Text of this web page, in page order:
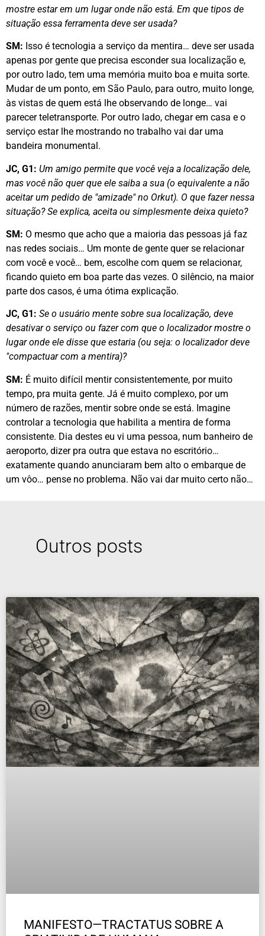
mostre estar em um lugar onde não está. Em que tipos de
situação essa ferramenta deve ser usada?
SM: Isso é tecnologia a serviço da mentira… deve ser usada
apenas por gente que precisa esconder sua localização e,
por outro lado, tem uma memória muito boa e muita sorte.
Mudar de um ponto, em São Paulo, para outro, muito longe,
às vistas de quem está lhe observando de longe… vai
parecer teletransporte. Por outro lado, chegar em casa e o
serviço estar lhe mostrando no trabalho vai dar uma
bandeira monumental.
JC, G1: Um amigo permite que você veja a localização dele,
mas você não quer que ele saiba a sua (o equivalente a não
aceitar um pedido de "amizade" no Orkut). O que fazer nessa
situação? Se explica, aceita ou simplesmente deixa quieto?
SM: O mesmo que acho que a maioria das pessoas já faz
nas redes sociais… Um monte de gente quer se relacionar
com você e você… bem, escolhe com quem se relacionar,
ficando quieto em boa parte das vezes. O silêncio, na maior
parte dos casos, é uma ótima explicação.
JC, G1: Se o usuário mente sobre sua localização, deve
desativar o serviço ou fazer com que o localizador mostre o
lugar onde ele disse que estaria (ou seja: o localizador deve
"compactuar com a mentira)?
SM: É muito difícil mentir consistentemente, por muito
tempo, pra muita gente. Já é muito complexo, por um
número de razões, mentir sobre onde se está. Imagine
controlar a tecnologia que habilita a mentira de forma
consistente. Dia destes eu vi uma pessoa, num banheiro de
aeroporto, dizer pra outra que estava no escritório…
exatamente quando anunciaram bem alto o embarque de
um vôo… pense no problema. Não vai dar muito certo não…
Outros posts
MANIFESTO—TRACTATUS SOBRE A